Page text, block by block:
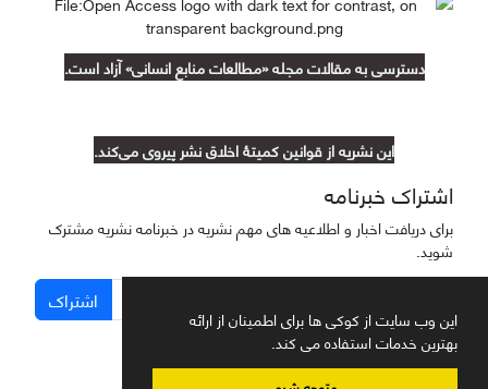
این وب سایت از کوکی ها برای اطمینان از ارائه
بهترین خدمات استفاده می کند.
دسترسی به مقالات مجله «مطالعات منابع انسانی» آزاد است.
این نشریه از قوانین کمیتۀ اخلاق نشر پیروی می‌کند.
اشتراک خبرنامه
برای دریافت اخبار و اطلاعیه های مهم نشریه در خبرنامه نشریه مشترک
شوید.
اشتراک